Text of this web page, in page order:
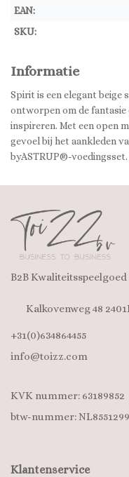
EAN:
SKU:
Informatie
Spirit is een elegant beige
ontworpen om de
inspireren. Met een open
gevoel bij het aankleden
byASTRUP®-voedingsset.
B2B Kwaliteitsspeelgoed
Kalkovenweg 48
+31(0)634864455
info@toizz.com
KVK nummer: 63189852
btw-nummer:
Klantenservice